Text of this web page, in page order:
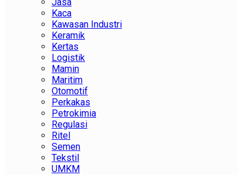
Kaca
Kawasan Industri
Keramik
Kertas
Logistik
Mamin
Maritim
Otomotif
Perkakas
Petrokimia
Regulasi
Ritel
Semen
Tekstil
UMKM